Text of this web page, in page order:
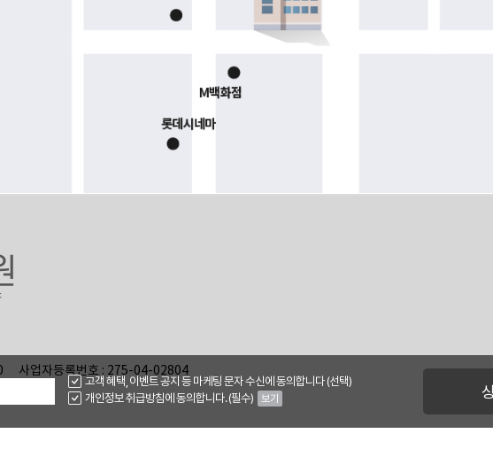
고객 혜택, 이벤트 공지 등 마케팅 문자 수신에 동의합니다 (선택)
개인정보 취급방침에 동의합니다. (필수)
보기
사업자등록번호 : 275-04-02804